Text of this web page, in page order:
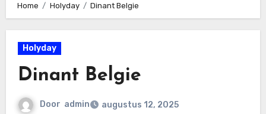
Home Holyday Dinant Belgie
Holyday
Dinant Belgie
Door admin
augustus 12, 2025